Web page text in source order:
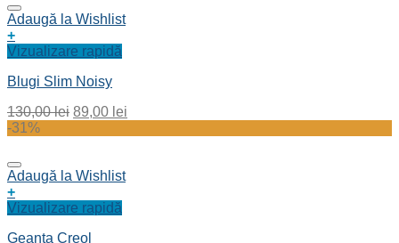
Adaugă la Wishlist
+
Vizualizare rapidă
Blugi Slim Noisy
130,00lei 89,00 lei
-31%
Adaugă la Wishlist
+
Vizualizare rapidă
Geanta Creol